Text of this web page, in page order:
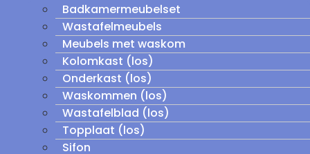
Badkamermeubelset
Wastafelmeubels
Meubels met waskom
Kolomkast (los)
Onderkast (los)
Waskommen (los)
Wastafelblad (los)
Topplaat (los)
Sifon